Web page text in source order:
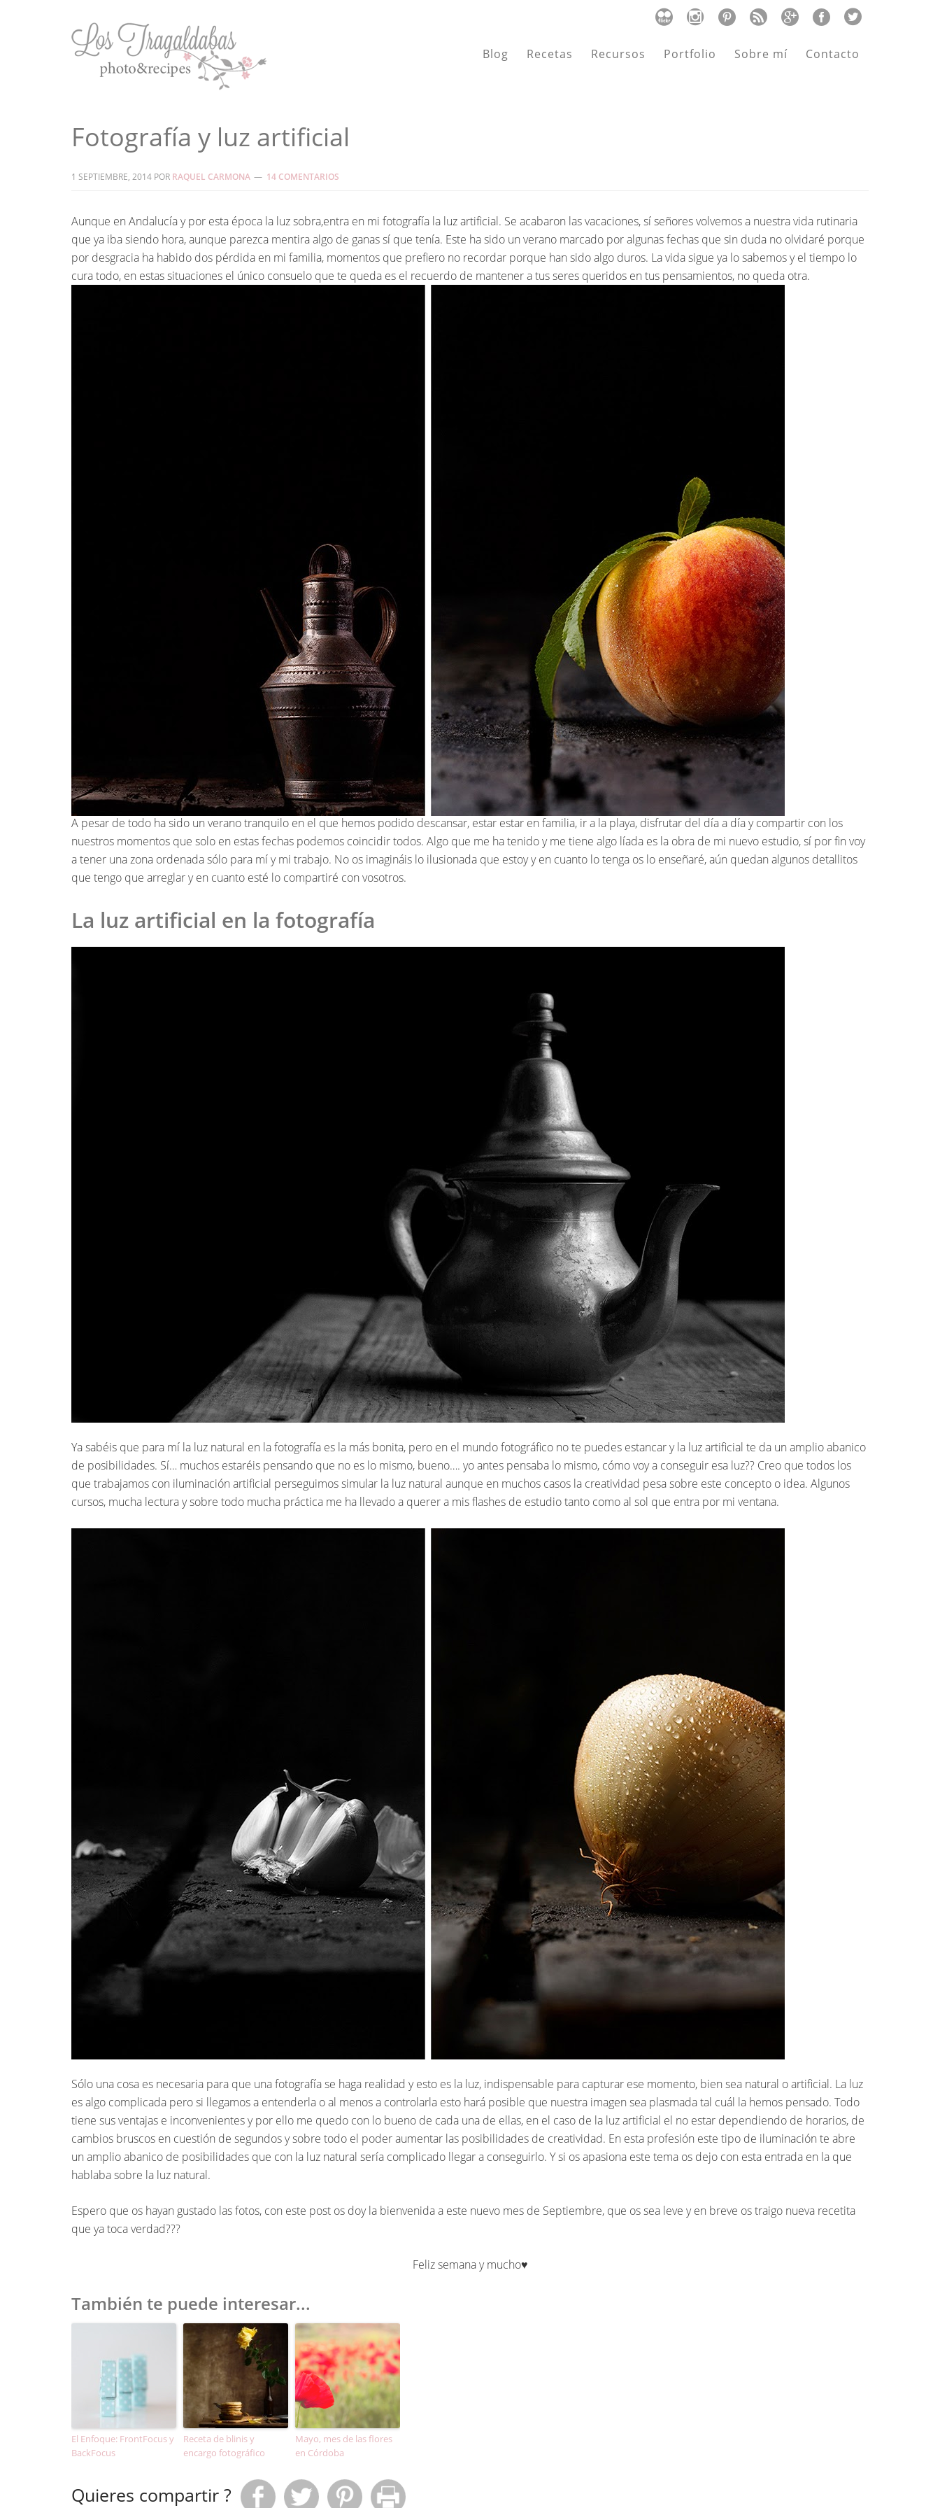
Blog Recetas Recursos Portfolio Sobre mí Contacto
Fotografía y luz artificial
1 SEPTIEMBRE, 2014 POR RAQUEL CARMONA 14 COMENTARIOS
Aunque en Andalucía y por esta época la luz sobra,entra en mi fotografía la luz artificial. Se acabaron las vacaciones, sí señores volvemos a nuestra vida rutinaria
que ya iba siendo hora, aunque parezca mentira algo de ganas sí que tenía. Este ha sido un verano marcado por algunas fechas que sin duda no olvidaré porque
por desgracia ha habido dos pérdida en mi familia, momentos que prefiero no recordar porque han sido algo duros. La vida sigue ya lo sabemos y el tiempo lo
cura todo, en estas situaciones el único consuelo que te queda es el recuerdo de mantener a tus seres queridos en tus pensamientos, no queda otra.
A pesar de todo ha sido un verano tranquilo en el que hemos podido descansar, estar estar en familia, ir a la playa, disfrutar del día a día y compartir con los
nuestros momentos que solo en estas fechas podemos coincidir todos. Algo que me ha tenido y me tiene algo líada es la obra de mi nuevo estudio, sí por fin voy
a tener una zona ordenada sólo para mí y mi trabajo. No os imagináis lo ilusionada que estoy y en cuanto lo tenga os lo enseñaré, aún quedan algunos detallitos
que tengo que arreglar y en cuanto esté lo compartiré con vosotros.
La luz artificial en la fotografía
Ya sabéis que para mí la luz natural en la fotografía es la más bonita, pero en el mundo fotográfico no te puedes estancar y la luz artificial te da un amplio abanico
de posibilidades. Sí… muchos estaréis pensando que no es lo mismo, bueno…. yo antes pensaba lo mismo, cómo voy a conseguir esa luz?? Creo que todos los
que trabajamos con iluminación artificial perseguimos simular la luz natural aunque en muchos casos la creatividad pesa sobre este concepto o idea. Algunos
cursos, mucha lectura y sobre todo mucha práctica me ha llevado a querer a mis flashes de estudio tanto como al sol que entra por mi ventana.
Sólo una cosa es necesaria para que una fotografía se haga realidad y esto es la luz, indispensable para capturar ese momento, bien sea natural o artificial. La luz
es algo complicada pero si llegamos a entenderla o al menos a controlarla esto hará posible que nuestra imagen sea plasmada tal cuál la hemos pensado. Todo
tiene sus ventajas e inconvenientes y por ello me quedo con lo bueno de cada una de ellas, en el caso de la luz artificial el no estar dependiendo de horarios, de
cambios bruscos en cuestión de segundos y sobre todo el poder aumentar las posibilidades de creatividad. En esta profesión este tipo de iluminación te abre
un amplio abanico de posibilidades que con la luz natural sería complicado llegar a conseguirlo. Y si os apasiona este tema os dejo con esta entrada en la que
hablaba sobre la luz natural.
Espero que os hayan gustado las fotos, con este post os doy la bienvenida a este nuevo mes de Septiembre, que os sea leve y en breve os traigo nueva recetita
que ya toca verdad???
Feliz semana y mucho♥︎
También te puede interesar...
El Enfoque: FrontFocus y
BackFocus
Receta de blinis y
encargo fotográfico
Mayo, mes de las flores
en Córdoba
Quieres compartir ?